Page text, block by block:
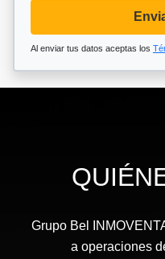
Al enviar tus datos aceptas los
Grupo Bel
a operaciones